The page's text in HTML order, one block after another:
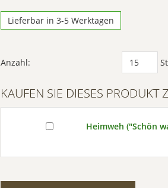
Lieferbar in 3-5 Werktagen
Anzahl: St
KAUFEN SIE DIESES PRODUKT
Heimweh ("Schön